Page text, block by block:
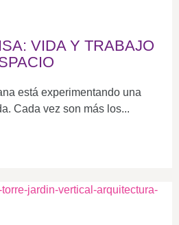
VIDA Y TRABAJO
está experimentando una
Cada vez son más los...